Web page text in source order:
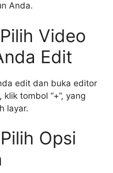
Anda.
Video
Edit
edit dan buka editor
tombol “+”, yang
layar.
Opsi